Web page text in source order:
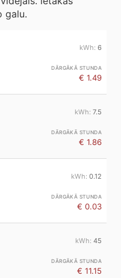
galu.
6
€ 1.49
7.5
€ 1.86
0.12
€ 0.03
45
€ 11.15